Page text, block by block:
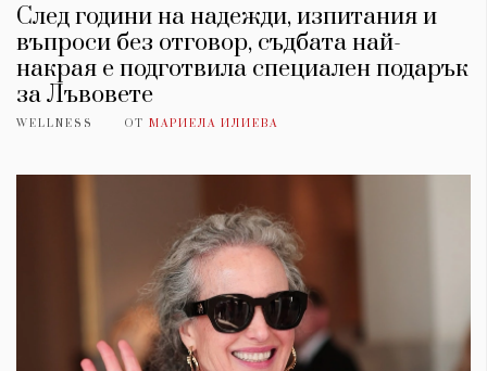
След години на надежди, изпитания и
въпроси без отговор, съдбата най-
накрая е подготвила специален подарък
за Лъвовете
WELLNESS ОТ МАРИЕЛА ИЛИЕВА